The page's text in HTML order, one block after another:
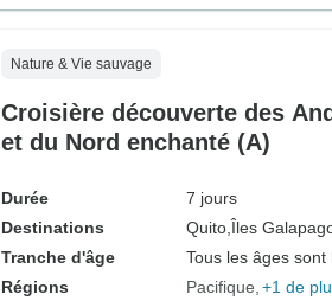
Nature & Vie sauvage
Croisière découverte des
et du Nord enchanté (A)
Durée
7 jours
Destinations
Quito, Îles
Tranche d'âge
Tous les âges sont
Régions
Pacifique +1 de